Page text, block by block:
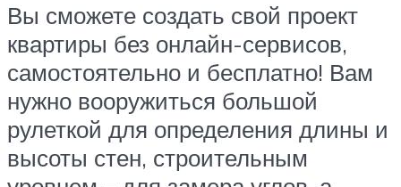
Вы сможете создать свой проект
квартиры без онлайн-сервисов,
самостоятельно и бесплатно! Вам
нужно вооружиться большой
рулеткой для определения длины и
высоты стен, строительным